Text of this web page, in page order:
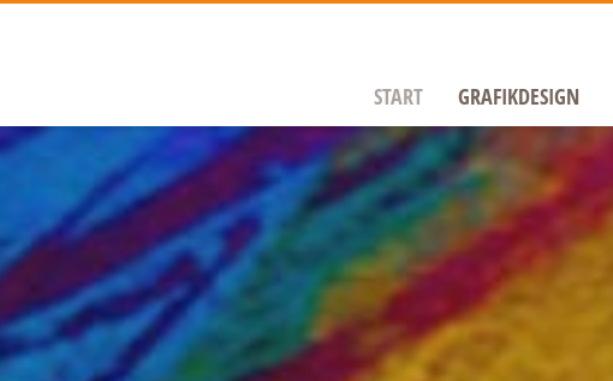
START GRAFIKDESIGN